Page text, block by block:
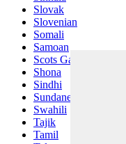
Slovak
Slovenian
Somali
Samoan
Scots Gaelic
Shona
Sindhi
Sundanese
Swahili
Tajik
Tamil